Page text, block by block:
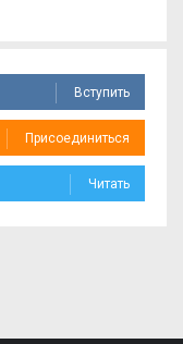
Вступить
Присоединиться
Читать